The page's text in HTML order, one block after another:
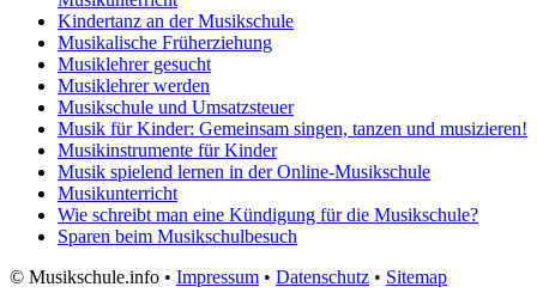
Kindertanz an der Musikschule
Musikalische Früherziehung
Musiklehrer gesucht
Musiklehrer werden
Musikschule und Umsatzsteuer
Musik für Kinder: Gemeinsam singen, tanzen und musizieren!
Musikinstrumente für Kinder
Musik spielend lernen in der Online-Musikschule
Musikunterricht
Wie schreibt man eine Kündigung für die Musikschule?
Sparen beim Musikschulbesuch
© Musikschule.info • Impressum • Datenschutz • Sitemap